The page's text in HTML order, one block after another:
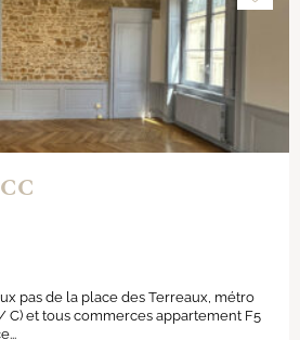
pas de la place des Terreaux, métro
et tous commerces appartement F5